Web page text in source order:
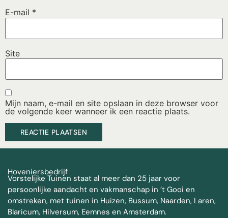
E-mail *
Site
Mijn naam, e-mail en site opslaan in deze browser voor
de volgende keer wanneer ik een reactie plaats.
Hoveniersbedrijf
Vorstelijke Tuinen staat al meer dan 25 jaar voor
persoonlijke aandacht en vakmanschap in ’t Gooi en
omstreken, met tuinen in Huizen, Bussum, Naarden, Laren,
Blaricum, Hilversum, Eemnes en Amsterdam.